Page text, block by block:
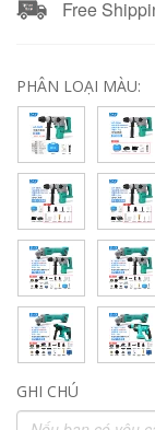
Free
PHÂN LOẠI MÀU:
GHI CHÚ